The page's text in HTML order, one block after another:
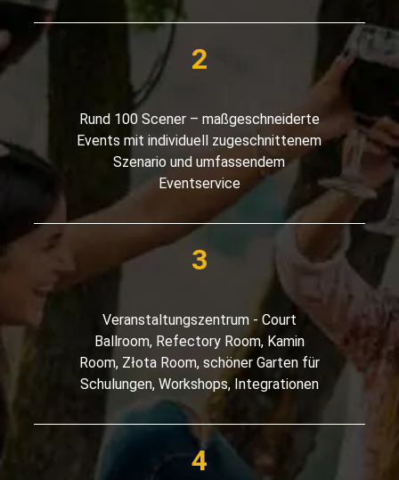
Rund 100 Scener – maßgeschneiderte
Events mit individuell zugeschnittenem
Szenario und umfassendem
Eventservice
Veranstaltungszentrum - Court
Ballroom, Refectory Room, Kamin
Room, Złota Room, schöner Garten für
Schulungen, Workshops, Integrationen